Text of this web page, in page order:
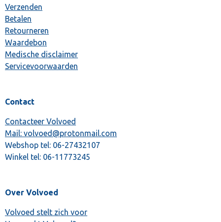
Verzenden
Betalen
Retourneren
Waardebon
Medische disclaimer
Servicevoorwaarden
Contact
Contacteer Volvoed
Mail: volvoed@protonmail.com
Webshop tel: 06-27432107
Winkel tel: 06-11773245
Over Volvoed
Volvoed stelt zich voor